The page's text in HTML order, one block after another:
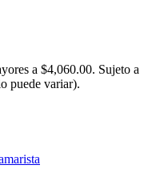
a $4,060.00. Sujeto a
puede variar).